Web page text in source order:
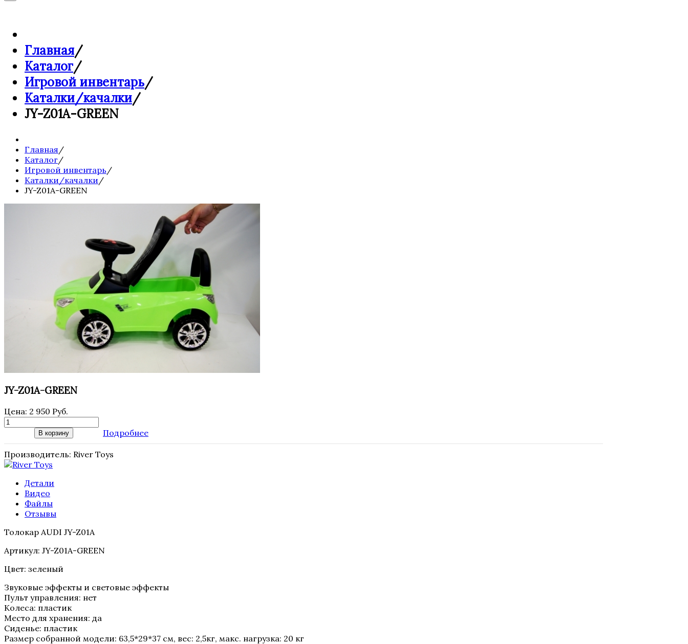
Главная/
Каталог/
Игровой инвентарь/
Каталки/качалки/
JY-Z01A-GREEN
Главная /
Каталог /
Игровой инвентарь /
Каталки/качалки /
JY-Z01A-GREEN
JY-Z01A-GREEN
Цена: 2 950 Руб.
В корзину Подробнее
Производитель: River Toys
Детали
Видео
Файлы
Отзывы
Толокар AUDI JY-Z01A
Артикул: JY-Z01A-GREEN
Цвет: зеленый
Звуковые эффекты и световые эффекты
Пульт управления: нет
Колеса: пластик
Место для хранения: да
Сиденье: пластик
Размер собранной модели: 63,5*29*37 см, вес: 2,5кг, макс. нагрузка: 20 кг